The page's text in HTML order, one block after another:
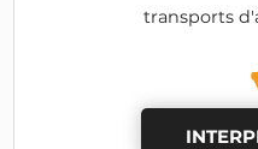
transports